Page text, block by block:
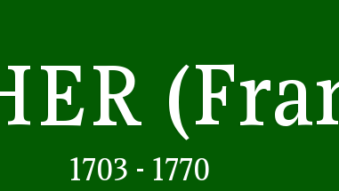
1703 - 1770